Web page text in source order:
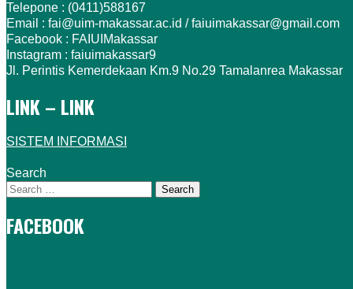
Telepone : (0411)588167
Email : fai@uim-makassar.ac.id / faiuimakassar@gmail.com
Facebook : FAIUIMakassar
Instagram : faiuimakassar9
Jl. Perintis Kemerdekaan Km.9 No.29 Tamalanrea Makassar
LINK – LINK
SISTEM INFORMASI
Search
FACEBOOK